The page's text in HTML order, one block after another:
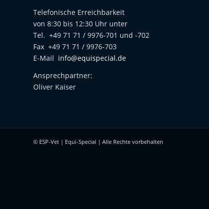
Telefonische Erreichbarkeit
von 8:30 bis 12:30 Uhr unter
Tel. +49 71 71 / 9976-701 und -702
Fax +49 71 71 / 9976-703
E-Mail info@equispecial.de
Ansprechpartner:
Oliver Kaiser
© ESP-Vet | Equi-Special | Alle Rechte vorbehalten